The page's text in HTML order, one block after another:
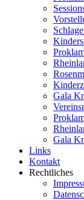
Gala
Gala
Links
Kontakt
Rechtliches